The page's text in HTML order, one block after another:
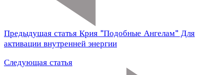
Предыдущая статья Крия "Подобные Ангелам" Для
активации внутренней энергии
Следующая статья